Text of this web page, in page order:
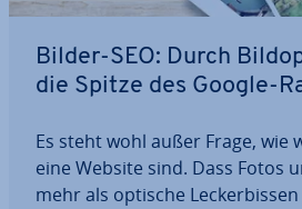
Bilder-SEO: Durch
die Spitze des Google-
Es steht wohl außer Frage, wie
eine Website sind. Dass Fotos
mehr als optische